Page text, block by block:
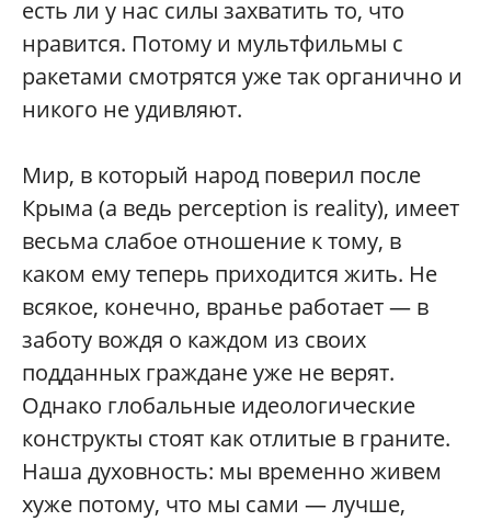
есть ли у нас силы захватить то, что
нравится. Потому и мультфильмы с
ракетами смотрятся уже так органично и
никого не удивляют.
Мир, в который народ поверил после
Крыма (а ведь perception is reality), имеет
весьма слабое отношение к тому, в
каком ему теперь приходится жить. Не
всякое, конечно, вранье работает — в
заботу вождя о каждом из своих
подданных граждане уже не верят.
Однако глобальные идеологические
конструкты стоят как отлитые в граните.
Наша духовность: мы временно живем
хуже потому, что мы сами — лучше,